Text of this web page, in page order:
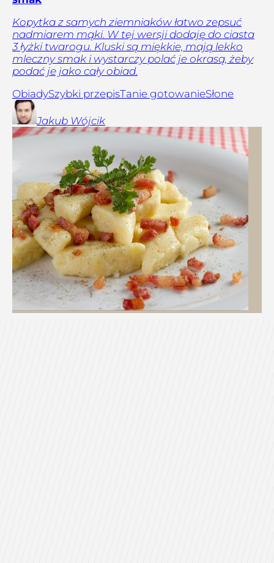
Kopytka z samych ziemniaków łatwo zepsuć
nadmiarem mąki. W tej wersji dodaję do ciasta
3 łyżki twarogu. Kluski są miękkie, mają lekko
mleczny smak i wystarczy polać je okrasą, żeby
podać je jako cały obiad.
ObiadySzybki przepisTanie gotowanieSłone
Jakub Wójcik